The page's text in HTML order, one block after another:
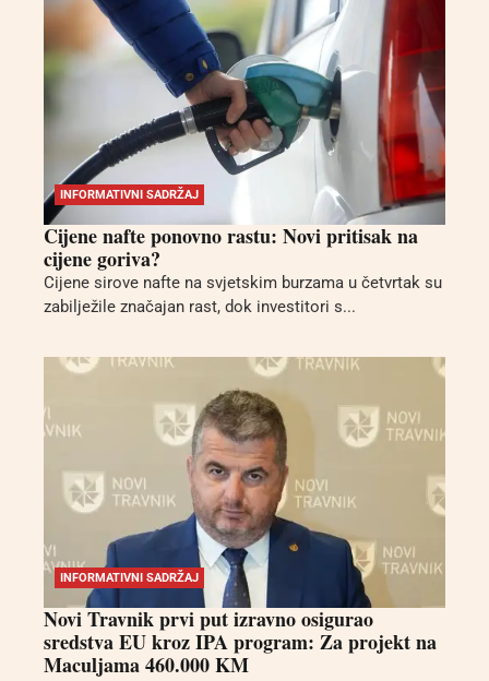
INFORMATIVNI SADRŽAJ
Cijene nafte ponovno rastu: Novi pritisak na
cijene goriva?
Cijene sirove nafte na svjetskim burzama u četvrtak su
zabilježile značajan rast, dok investitori s...
INFORMATIVNI SADRŽAJ
Novi Travnik prvi put izravno osigurao
sredstva EU kroz IPA program: Za projekt na
Maculjama 460.000 KM